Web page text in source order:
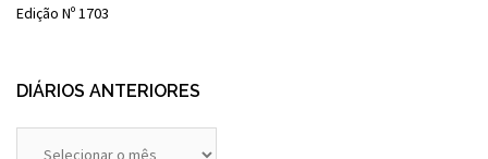
Edição Nº 1703
DIÁRIOS ANTERIORES